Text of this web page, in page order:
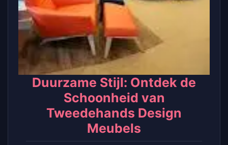
Duurzame Stijl: Ontdek de
Schoonheid van
Tweedehands Design
Meubels